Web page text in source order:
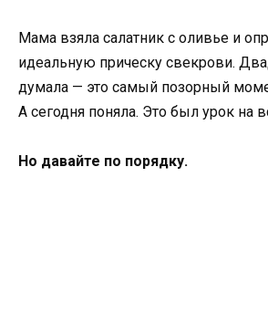
Мама взяла салатник с оливье и
идеальную прическу свекрови.
думала — это самый позорный
А сегодня поняла. Это был урок на
Но давайте по порядку.